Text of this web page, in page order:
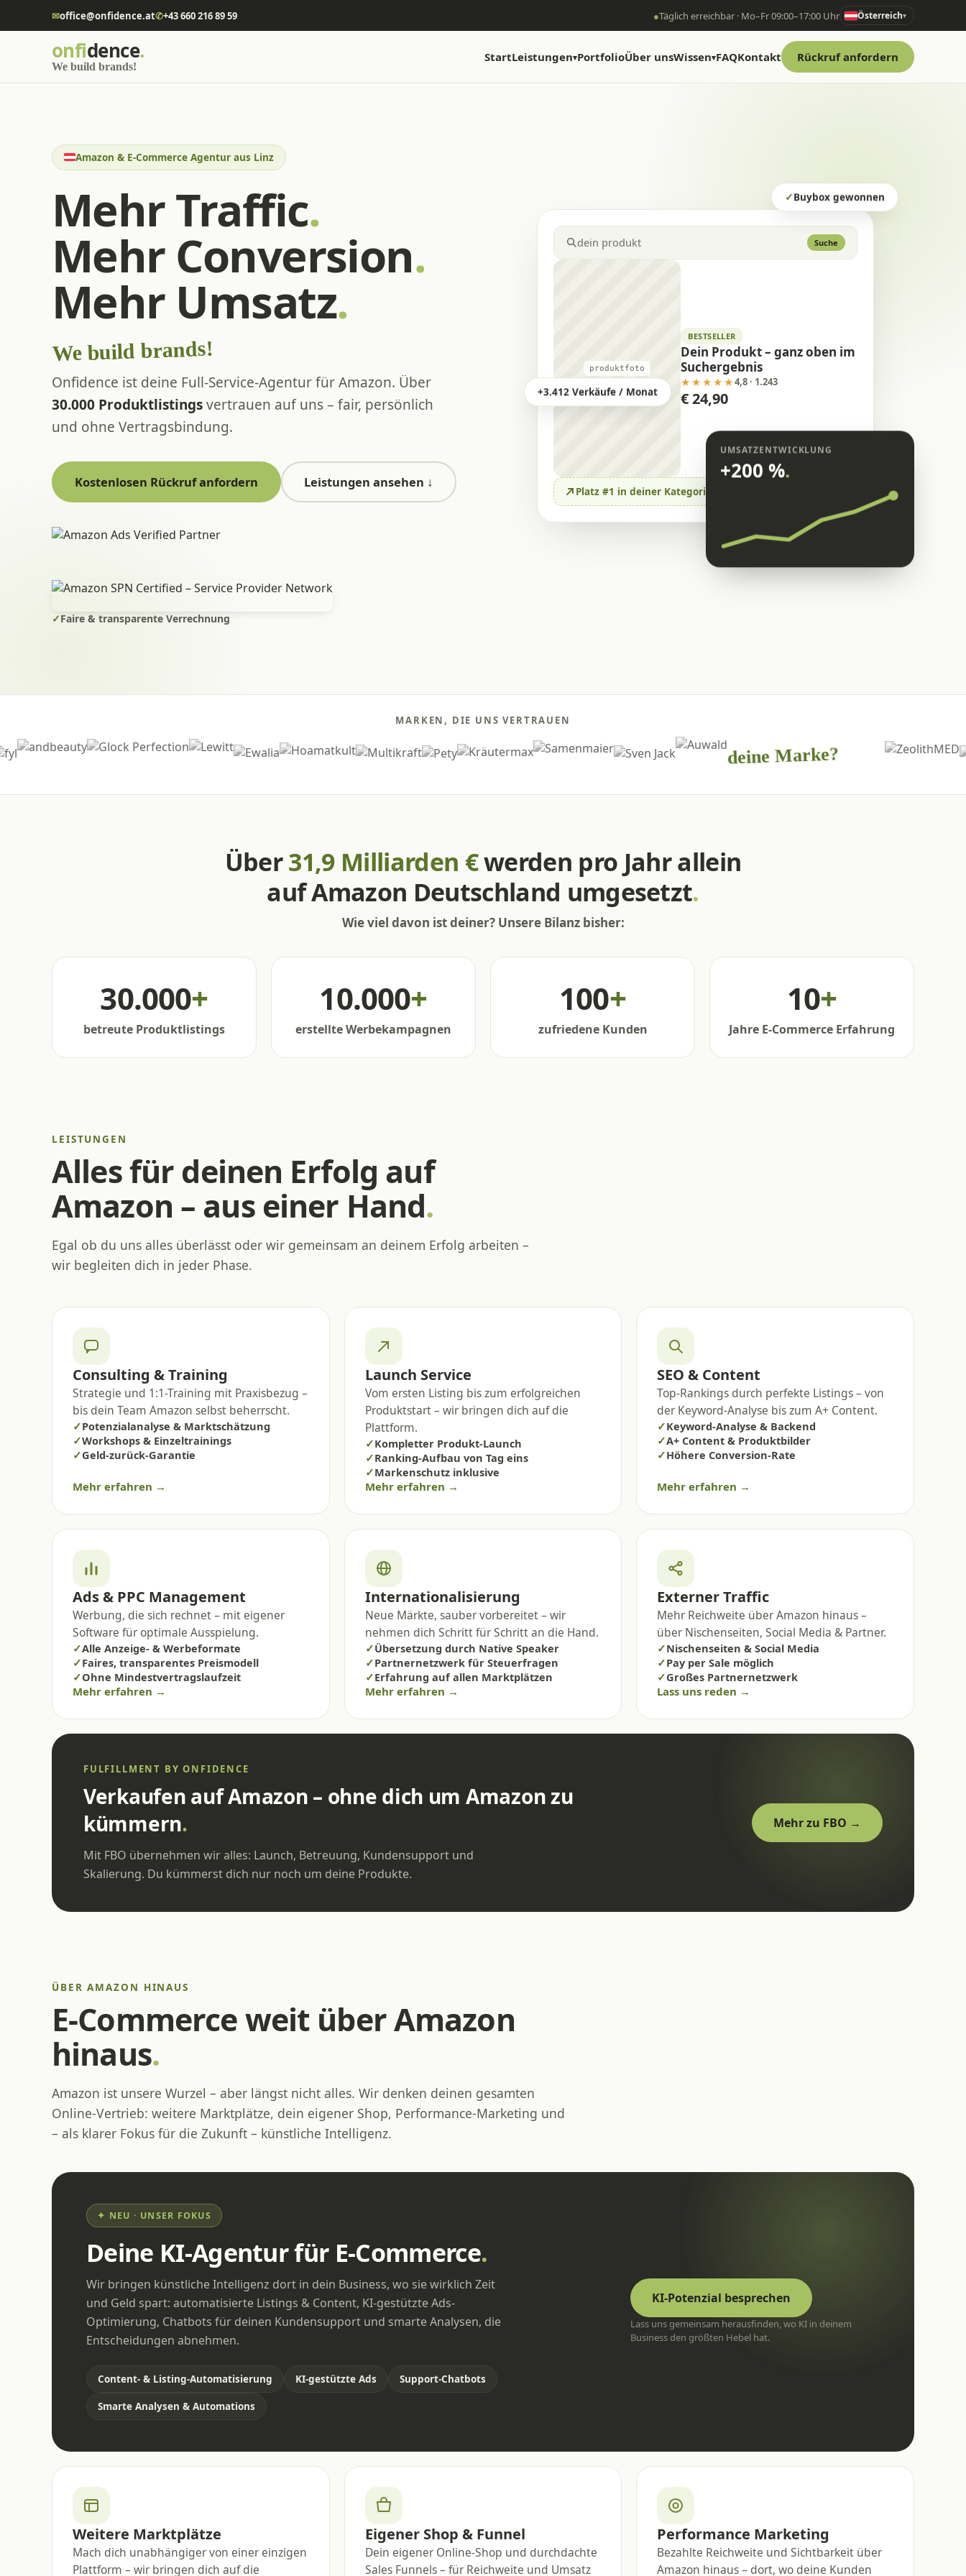
✉office@onfidence.at✆+43 660 216 89 59 ●Täglich erreichbar · Mo–Fr 09:00–17:00 Uhr Österreich▾
onfidence.
We build brands!
StartLeistungen▾PortfolioÜber unsWissen▾FAQKontakt Rückruf anfordern
Amazon & E-Commerce Agentur aus Linz
Mehr Traffic.
Mehr Conversion.
Mehr Umsatz.
We build brands!
Onfidence ist deine Full-Service-Agentur für Amazon. Über
30.000 Produktlistingsvertrauen auf uns – fair, persönlich
und ohne Vertragsbindung.
Kostenlosen Rückruf anfordern Leistungen ansehen ↓
✓Faire & transparente Verrechnung
dein produkt Suche
produktfoto
BESTSELLER
Dein Produkt – ganz oben im
Suchergebnis
★★★★★4,8 · 1.243
€ 24,90
Platz #1 in deiner Kategorie
UMSATZENTWICKLUNG
+200 %.
✓Buybox gewonnen
+3.412 Verkäufe / Monat
MARKEN, DIE UNS VERTRAUEN
deine Marke?
Über31,9 Milliarden €werden pro Jahr allein
auf Amazon Deutschland umgesetzt.
Wie viel davon ist deiner? Unsere Bilanz bisher:
30.000+
betreute Produktlistings
10.000+
erstellte Werbekampagnen
100+
zufriedene Kunden
10+
Jahre E-Commerce Erfahrung
LEISTUNGEN
Alles für deinen Erfolg auf
Amazon – aus einer Hand.
Egal ob du uns alles überlässt oder wir gemeinsam an deinem Erfolg arbeiten –
wir begleiten dich in jeder Phase.
Consulting & Training
Strategie und 1:1-Training mit Praxisbezug –
bis dein Team Amazon selbst beherrscht.
✓Potenzialanalyse & Marktschätzung
✓Workshops & Einzeltrainings
✓Geld-zurück-Garantie
Mehr erfahren →
Launch Service
Vom ersten Listing bis zum erfolgreichen
Produktstart – wir bringen dich auf die
Plattform.
✓Kompletter Produkt-Launch
✓Ranking-Aufbau von Tag eins
✓Markenschutz inklusive
Mehr erfahren →
SEO & Content
Top-Rankings durch perfekte Listings – von
der Keyword-Analyse bis zum A+ Content.
✓Keyword-Analyse & Backend
✓A+ Content & Produktbilder
✓Höhere Conversion-Rate
Mehr erfahren →
Ads & PPC Management
Werbung, die sich rechnet – mit eigener
Software für optimale Ausspielung.
✓Alle Anzeige- & Werbeformate
✓Faires, transparentes Preismodell
✓Ohne Mindestvertragslaufzeit
Mehr erfahren →
Internationalisierung
Neue Märkte, sauber vorbereitet – wir
nehmen dich Schritt für Schritt an die Hand.
✓Übersetzung durch Native Speaker
✓Partnernetzwerk für Steuerfragen
✓Erfahrung auf allen Marktplätzen
Mehr erfahren →
Externer Traffic
Mehr Reichweite über Amazon hinaus –
über Nischenseiten, Social Media & Partner.
✓Nischenseiten & Social Media
✓Pay per Sale möglich
✓Großes Partnernetzwerk
Lass uns reden →
FULFILLMENT BY ONFIDENCE
Verkaufen auf Amazon – ohne dich um Amazon zu
kümmern.
Mit FBO übernehmen wir alles: Launch, Betreuung, Kundensupport und
Skalierung. Du kümmerst dich nur noch um deine Produkte.
Mehr zu FBO →
ÜBER AMAZON HINAUS
E-Commerce weit über Amazon
hinaus.
Amazon ist unsere Wurzel – aber längst nicht alles. Wir denken deinen gesamten
Online-Vertrieb: weitere Marktplätze, dein eigener Shop, Performance-Marketing und
– als klarer Fokus für die Zukunft – künstliche Intelligenz.
✦ NEU · UNSER FOKUS
Deine KI-Agentur für E-Commerce.
Wir bringen künstliche Intelligenz dort in dein Business, wo sie wirklich Zeit
und Geld spart: automatisierte Listings & Content, KI-gestützte Ads-
Optimierung, Chatbots für deinen Kundensupport und smarte Analysen, die
Entscheidungen abnehmen.
Content- & Listing-Automatisierung KI-gestützte Ads Support-Chatbots
Smarte Analysen & Automations
KI-Potenzial besprechen
Lass uns gemeinsam herausfinden, wo KI in deinem
Business den größten Hebel hat.
Weitere Marktplätze
Mach dich unabhängiger von einer einzigen
Plattform – wir bringen dich auf die
Eigener Shop & Funnel
Dein eigener Online-Shop und durchdachte
Sales Funnels – für Reichweite und Umsatz
Performance Marketing
Bezahlte Reichweite und Sichtbarkeit über
Amazon hinaus – dort, wo deine Kunden